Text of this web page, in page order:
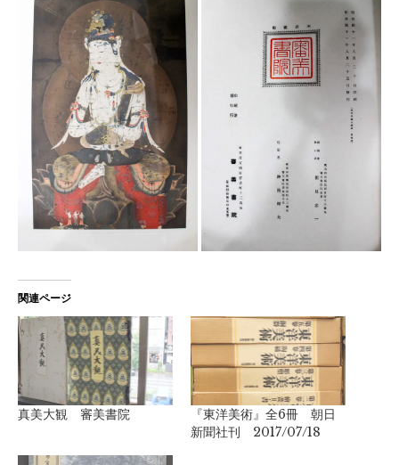
関連ページ
真美大観 審美書院
『東洋美術』全6冊 朝日
新聞社刊 2017/07/18